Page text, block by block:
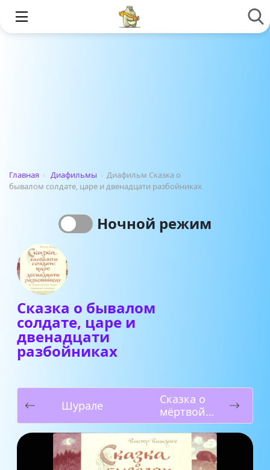
Главная › Диафильмы › Диафильм Сказка о
бывалом солдате, царе и двенадцати разбойниках
Ночной режим
Сказка о бывалом
солдате, царе и
двенадцати
разбойниках
Шурале
Сказка о
мёртвой
Царевне и о
семи
богатырях.
Часть 1